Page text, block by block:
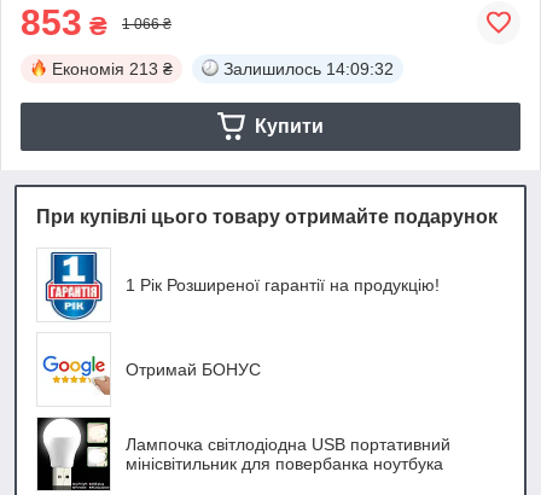
853 ₴ 1 066 ₴
Економія 213 ₴ Залишилось 14:09:32
Купити
При купівлі цього товару отримайте подарунок
1 Рік Розширеної гарантії на продукцію!
Отримай БОНУС
Лампочка світлодіодна USB портативний
мінісвітильник для повербанка ноутбука